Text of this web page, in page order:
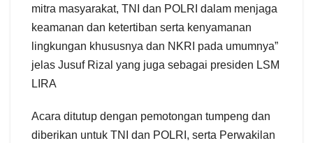
mitra masyarakat, TNI dan POLRI dalam menjaga
keamanan dan ketertiban serta kenyamanan
lingkungan khususnya dan NKRI pada umumnya”
jelas Jusuf Rizal yang juga sebagai presiden LSM
LIRA
Acara ditutup dengan pemotongan tumpeng dan
diberikan untuk TNI dan POLRI, serta Perwakilan